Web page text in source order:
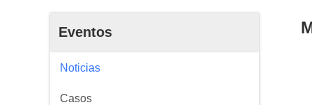
Eventos
Noticias
Casos